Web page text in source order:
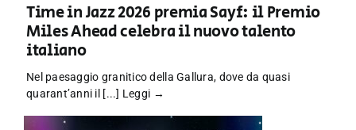
Time in Jazz 2026 premia Sayf: il Premio
Miles Ahead celebra il nuovo talento
italiano
Nel paesaggio granitico della Gallura, dove da quasi
quarant’anni il [...] Leggi →